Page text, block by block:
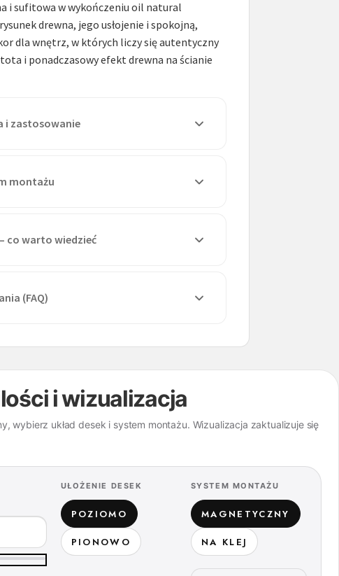
i sufitowa w wykończeniu oil natural
drewna, jego usłojenie i spokojną,
dla wnętrz, w których liczy się autentyczny
i ponadczasowy efekt drewna na ścianie
i zastosowanie
montażu
co warto wiedzieć
(FAQ)
i wizualizacja
wybierz układ desek i system montażu. Wizualizacja zaktualizuje się
UŁOŻENIE DESEK
POZIOMO
PIONOWO
SYSTEM MONTAŻU
MAGNETYCZNY
NA KLEJ